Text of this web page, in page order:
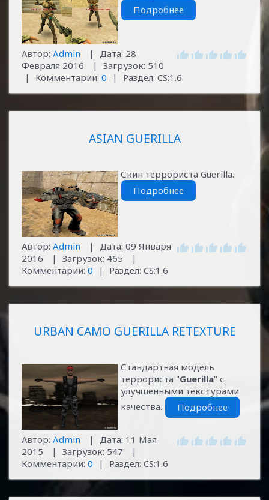
Подробнее
Автор: Admin | Дата: 28
Февраля 2016
| Загрузок: 510
|
Комментарии: 0 | Раздел: CS:1.6
ASIAN GUERILLA
Скин террориста Guerilla.
Подробнее
Автор: Admin | Дата: 09 Января
2016
| Загрузок: 465
|
Комментарии: 0 | Раздел: CS:1.6
URBAN CAMO GUERILLA RETEXTURE
Стандартная модель
террориста "Guerilla" с
улучшенными текстурами
качества.
Подробнее
Автор: Admin | Дата: 11 Мая
2015
| Загрузок: 547
|
Комментарии: 0 | Раздел: CS:1.6